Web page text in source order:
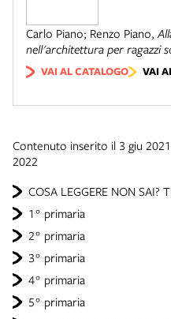
COSA LEGGERE NON SAI?
1° primaria
2° primaria
3° primaria
4° primaria
5° primaria
Carlo Piano; Renzo Piano,
nell'architettura per ragazzi
VAI AL CATALOGO VAI
Contenuto inserito il 3 giu
2022